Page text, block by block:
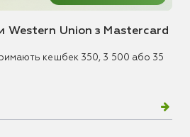
Western Union з Mastercard
кешбек 350, 3 500 або 35